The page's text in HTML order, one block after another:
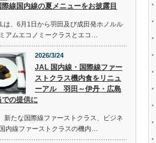
線国内線の夏メニューをお披露目
は、6月1日から羽田及び成田発ホノルル
アムエコノミークラスとエコ…
2026/3/24
JAL 国内線・国際線ファー
ストクラス機内食をリニュ
ーアル 羽田～伊丹・広島
の提供に
新たな国際線ファーストクラス、ビジネ
内線ファーストクラスの機内…